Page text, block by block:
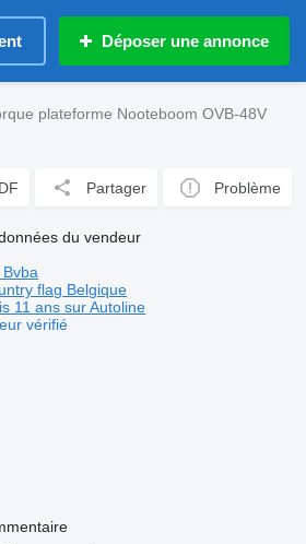
Déposer une annonce
plateforme Nooteboom OVB-48V
Partager Problème
du vendeur
Belgique
11 ans sur Autoline
vérifié